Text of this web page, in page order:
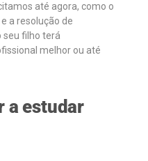
até agora, como o
a resolução de
seu filho terá
melhor ou até
a estudar